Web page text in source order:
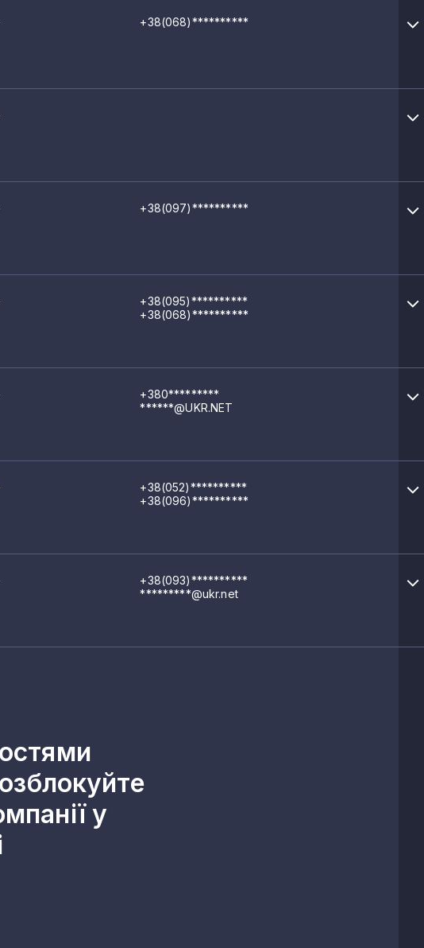
+38(068)**********
+38(097)**********
+38(095)**********
+38(068)**********
+380*********
******@UKR.NET
+38(052)**********
+38(096)**********
+38(093)**********
*********@ukr.net
у